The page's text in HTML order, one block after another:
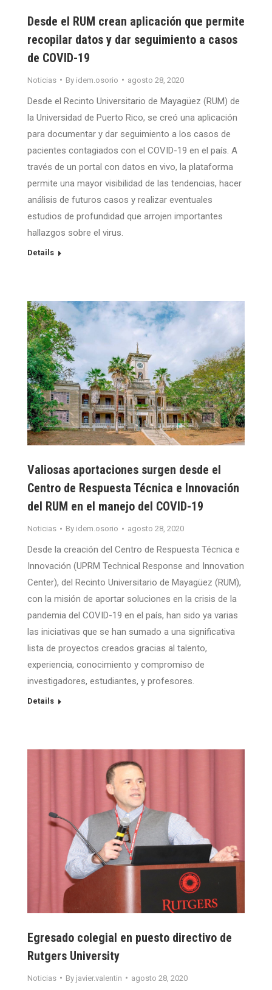
Desde el RUM crean aplicación que permite
recopilar datos y dar seguimiento a casos
de COVID-19
Noticias By idem.osorio agosto 28, 2020
Desde el Recinto Universitario de Mayagüez (RUM) de
la Universidad de Puerto Rico, se creó una aplicación
para documentar y dar seguimiento a los casos de
pacientes contagiados con el COVID-19 en el país. A
través de un portal con datos en vivo, la plataforma
permite una mayor visibilidad de las tendencias, hacer
análisis de futuros casos y realizar eventuales
estudios de profundidad que arrojen importantes
hallazgos sobre el virus.
Details
Valiosas aportaciones surgen desde el
Centro de Respuesta Técnica e Innovación
del RUM en el manejo del COVID-19
Noticias By idem.osorio agosto 28, 2020
Desde la creación del Centro de Respuesta Técnica e
Innovación (UPRM Technical Response and Innovation
Center), del Recinto Universitario de Mayagüez (RUM),
con la misión de aportar soluciones en la crisis de la
pandemia del COVID-19 en el país, han sido ya varias
las iniciativas que se han sumado a una significativa
lista de proyectos creados gracias al talento,
experiencia, conocimiento y compromiso de
investigadores, estudiantes, y profesores.
Details
Egresado colegial en puesto directivo de
Rutgers University
Noticias By javier.valentin agosto 28, 2020